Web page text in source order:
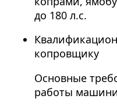
до 180 л.с.
копровщику
Основные
работы